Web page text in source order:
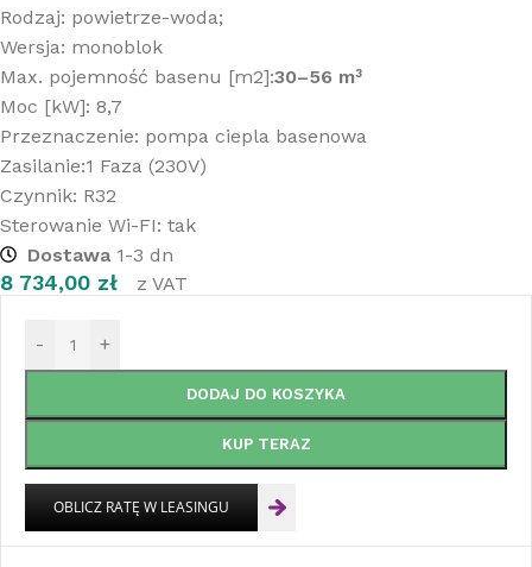
Rodzaj: powietrze-woda;
Wersja: monoblok
Max. pojemność basenu [m2]:30–56 m³
Moc [kW]: 8,7
Przeznaczenie: pompa ciepla basenowa
Zasilanie:1 Faza (230V)
Czynnik: R32
Sterowanie Wi-FI: tak
Dostawa1-3 dn
8 734,00 zł z VAT
- +
DODAJ DO KOSZYKA
KUP TERAZ